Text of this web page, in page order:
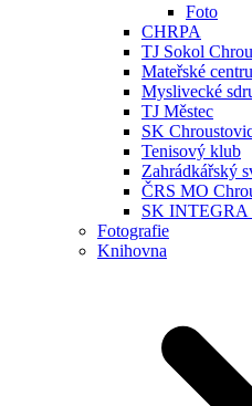
Foto
CHRPA
TJ Sokol
Mateřské
Myslivecké
TJ Městec
SK
Tenisový klub
Zahrádkářský
ČRS MO
SK INTEGRA
Fotografie
Knihovna